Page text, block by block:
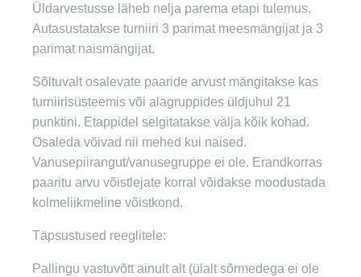
Üldarvestusse läheb nelja parema etapi tulemus.
Autasustatakse turniiri 3 parimat meesmängijat ja 3
parimat naismängijat.
Sõltuvalt osalevate paaride arvust mängitakse kas
turniirisüsteemis või alagruppides üldjuhul 21
punktini. Etappidel selgitatakse välja kõik kohad.
Osaleda võivad nii mehed kui naised.
Vanusepiirangut/vanusegruppe ei ole. Erandkorras
paaritu arvu võistlejate korral võidakse moodustada
kolmeliikmeline võistkond.
Täpsustused reeglitele:
Pallingu vastuvõtt ainult alt (ülalt sõrmedega ei ole